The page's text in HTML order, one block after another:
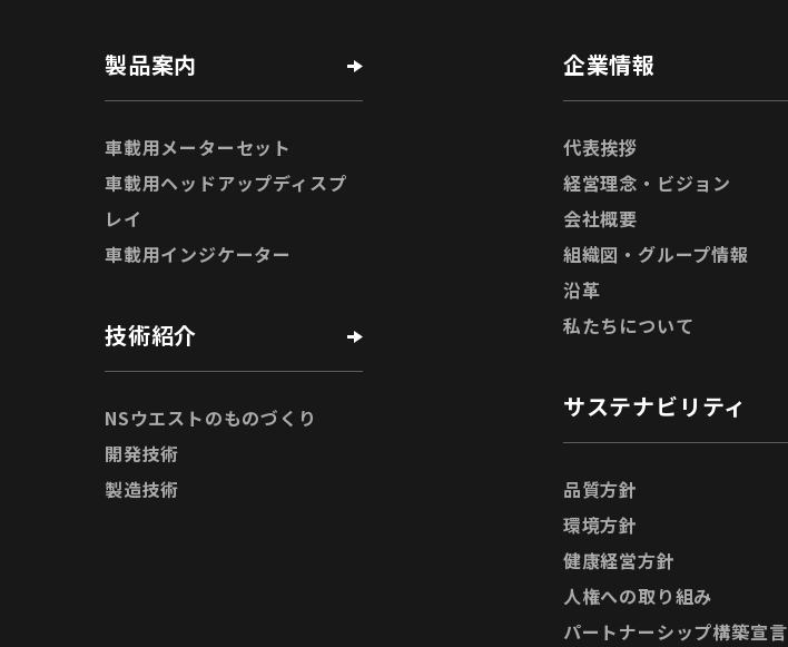
製品案内
車載用メーターセット
車載用ヘッドアップディスプ
レイ
車載用インジケーター
技術紹介
NSウエストのものづくり
開発技術
製造技術
企業情報
代表挨拶
経営理念・ビジョン
会社概要
組織図・グループ情報
沿革
私たちについて
サステナビリティ
品質方針
環境方針
健康経営方針
人権への取り組み
パートナーシップ構築宣言